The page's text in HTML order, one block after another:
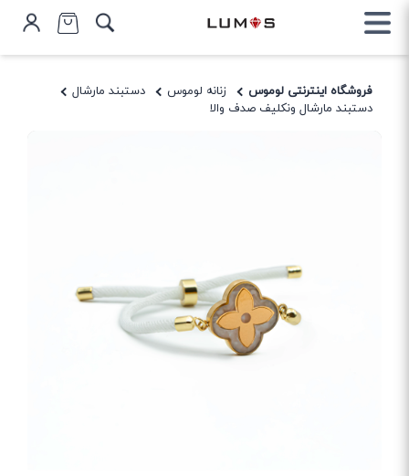
فروشگاه اینترنتی لوموس زنانه لوموس
دستبند مارشال
دستبند مارشال ونکلیف صدف والا